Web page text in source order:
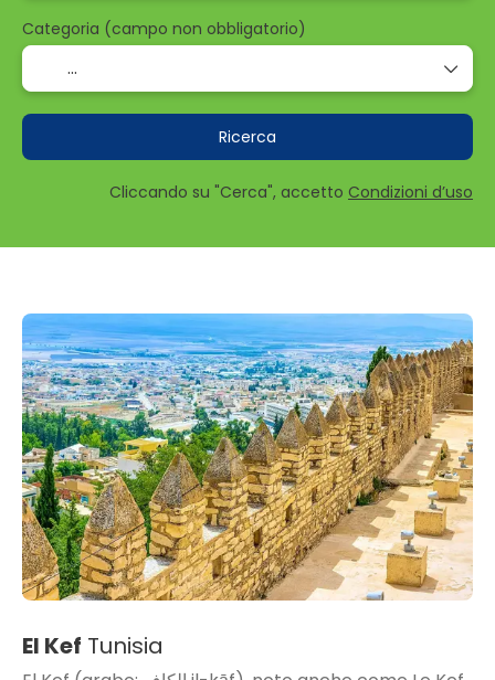
Categoria (campo non obbligatorio)
Ricerca
Cliccando su "Cerca", accetto Condizioni d’uso
El Kef Tunisia